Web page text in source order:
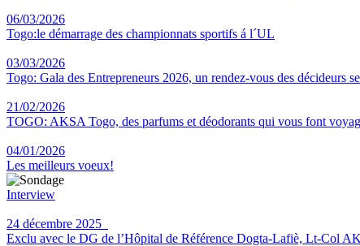
06/03/2026
Togo:le démarrage des championnats sportifs á l´UL
03/03/2026
Togo: Gala des Entrepreneurs 2026, un rendez-vous des décideurs
21/02/2026
TOGO: AKSA Togo, des parfums et déodorants qui vous font
04/01/2026
Les meilleurs voeux!
Interview
24 décembre 2025
Exclu avec le DG de l’Hôpital de Référence Dogta-Lafiè, Lt-Col